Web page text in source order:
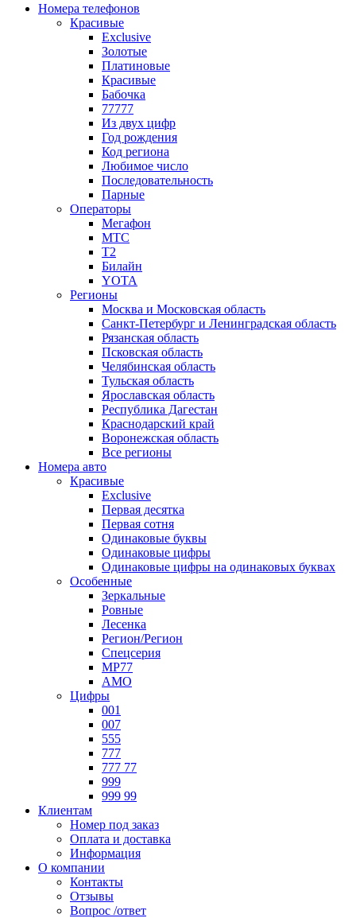
Номера телефонов
Красивые
Exclusive
Золотые
Платиновые
Красивые
Бабочка
77777
Из двух цифр
Год рождения
Код региона
Любимое число
Последовательность
Парные
Операторы
Мегафон
МТС
Т2
Билайн
YOTA
Регионы
Москва и Московская область
Санкт-Петербург и Ленинградская область
Рязанская область
Псковская область
Челябинская область
Тульская область
Ярославская область
Республика Дагестан
Краснодарский край
Воронежская область
Все регионы
Номера авто
Красивые
Exclusive
Первая десятка
Первая сотня
Одинаковые буквы
Одинаковые цифры
Одинаковые цифры на одинаковых буквах
Особенные
Зеркальные
Ровные
Лесенка
Регион/Регион
Спецсерия
МР77
АМО
Цифры
001
007
555
777
777 77
999
999 99
Клиентам
Номер под заказ
Оплата и доставка
Информация
О компании
Контакты
Отзывы
Вопрос /ответ